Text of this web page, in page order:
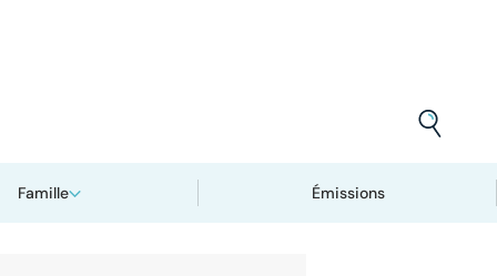
Famille Émissions